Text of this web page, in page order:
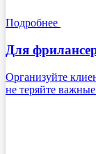
Подробнее
Для
Организуйте
не теряйте важные